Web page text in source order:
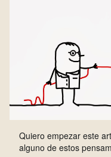
Quiero empezar este
alguno de estos